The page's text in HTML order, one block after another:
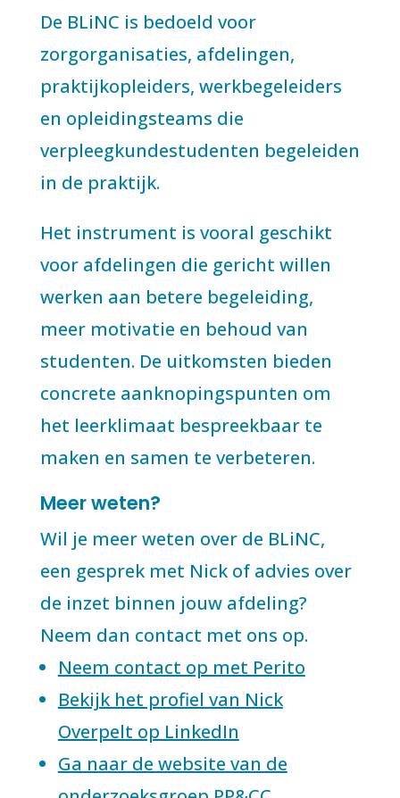
De BLiNC is bedoeld voor
zorgorganisaties, afdelingen,
praktijkopleiders, werkbegeleiders
en opleidingsteams die
verpleegkundestudenten begeleiden
in de praktijk.
Het instrument is vooral geschikt
voor afdelingen die gericht willen
werken aan betere begeleiding,
meer motivatie en behoud van
studenten. De uitkomsten bieden
concrete aanknopingspunten om
het leerklimaat bespreekbaar te
maken en samen te verbeteren.
Meer weten?
Wil je meer weten over de BLiNC,
een gesprek met Nick of advies over
de inzet binnen jouw afdeling?
Neem dan contact met ons op.
Neem contact op met Perito
Bekijk het profiel van Nick
Overpelt op LinkedIn
Ga naar de website van de